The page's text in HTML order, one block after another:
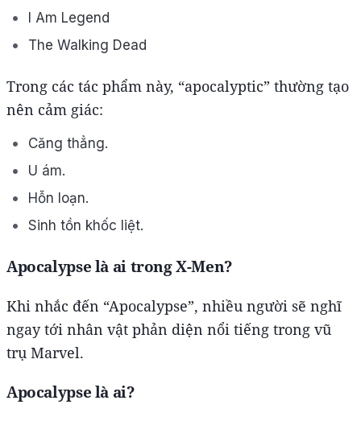
I Am Legend
The Walking Dead
Trong các tác phẩm này, “apocalyptic” thường tạo
nên cảm giác:
Căng thẳng.
U ám.
Hỗn loạn.
Sinh tồn khốc liệt.
Apocalypse là ai trong X-Men?
Khi nhắc đến “Apocalypse”, nhiều người sẽ nghĩ
ngay tới nhân vật phản diện nổi tiếng trong vũ
trụ Marvel.
Apocalypse là ai?